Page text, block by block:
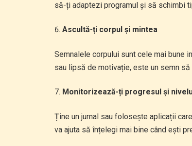
să-ți adaptezi programul și să schimbi
Ascultă-ți corpul și mintea
Semnalele corpului sunt cele mai bune
sau lipsă de motivație, este un semn
Monitorizează-ți progresul și
Ține un jurnal sau folosește aplicații
va ajuta să înțelegi mai bine când ești